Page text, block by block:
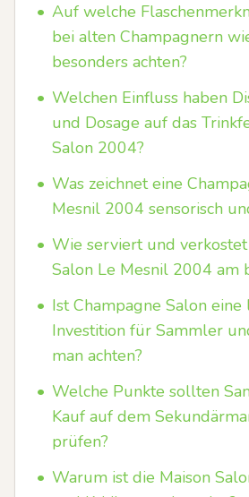
• Auf welche
bei alten Champagnern
besonders achten?
• Welchen Einfluss haben
und Dosage auf das
Salon 2004?
• Was zeichnet eine
Mesnil 2004 sensorisch
• Wie serviert und
Salon Le Mesnil 2004 am
• Ist Champagne Salon eine
Investition für Sammler
man achten?
• Welche Punkte sollten
Kauf auf dem
prüfen?
• Warum ist die Maison